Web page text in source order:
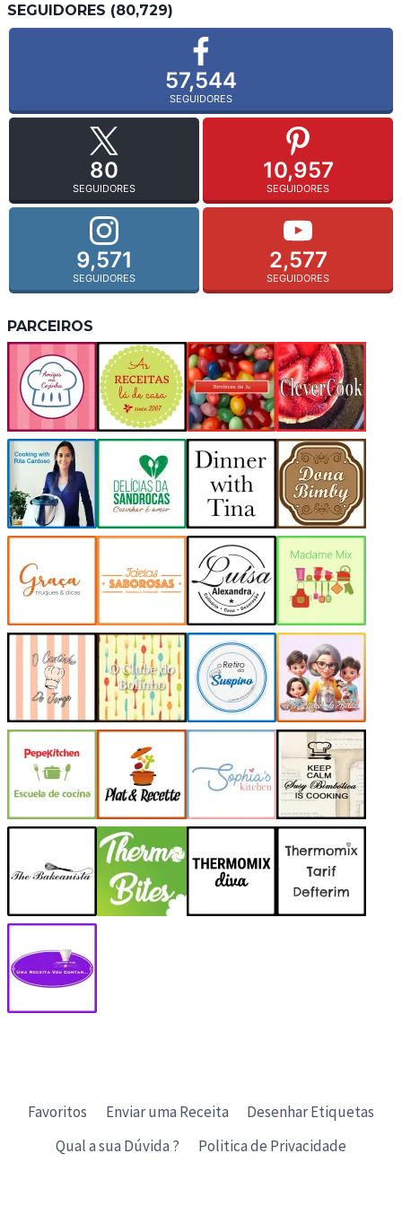
SEGUIDORES (80,729)
57,544
SEGUIDORES
80
SEGUIDORES
10,957
SEGUIDORES
9,571
SEGUIDORES
2,577
SEGUIDORES
PARCEIROS
Favoritos Enviar uma Receita
Desenhar Etiquetas
Qual a sua Dúvida ?
Politica de Privacidade